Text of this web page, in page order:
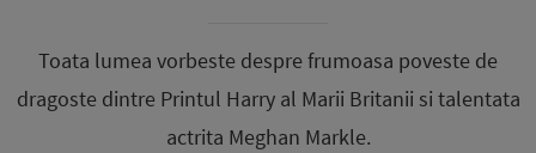
Toata lumea vorbeste despre frumoasa poveste de
dragoste dintre Printul Harry al Marii Britanii si talentata
actrita Meghan Markle.